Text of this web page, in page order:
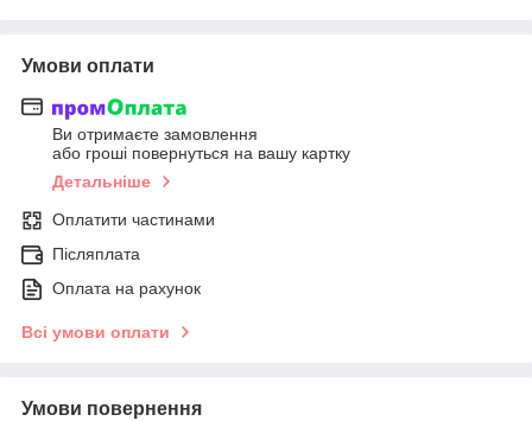
Умови оплати
Ви отримаєте замовлення
або гроші повернуться на вашу картку
Детальніше
Оплатити частинами
Післяплата
Оплата на рахунок
Всі умови оплати
Умови повернення